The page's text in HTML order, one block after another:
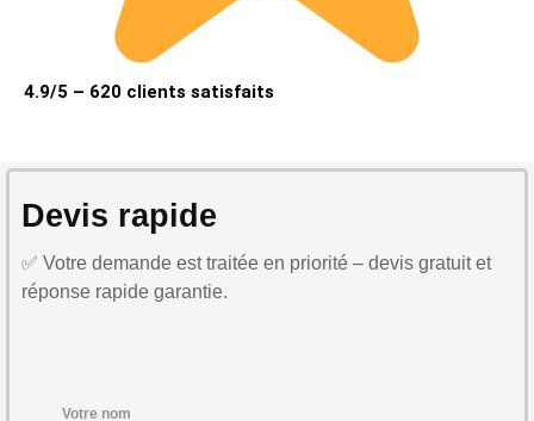
4.9/5 – 620 clients satisfaits
Devis rapide
✅ Votre demande est traitée en priorité – devis gratuit et
réponse rapide garantie.
Votre nom